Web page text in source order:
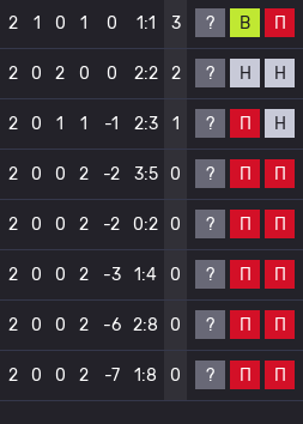
2 1 0 1 0 1:1 3 ? В П
2 0 2 0 0 2:2 2 ? Н Н
2 0 1 1 -1 2:3 1 ? П Н
2 0 0 2 -2 3:5 0 ? П П
2 0 0 2 -2 0:2 0 ? П П
2 0 0 2 -3 1:4 0 ? П П
2 0 0 2 -6 2:8 0 ? П П
2 0 0 2 -7 1:8 0 ? П П